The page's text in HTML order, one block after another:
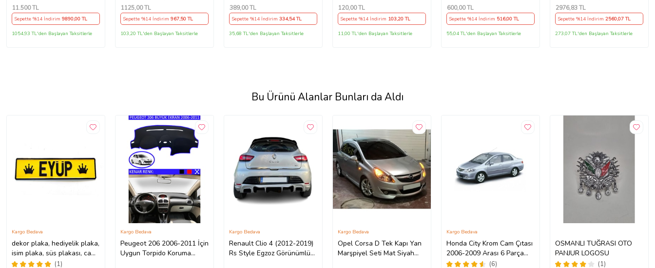
11.500TL
Sepette %14 İndirim 9890,00 TL
1054,93 TL'den Başlayan Taksitlerle
1125,00 TL
Sepette %14 İndirim 967,50 TL
103,20 TL'den Başlayan Taksitlerle
389,00 TL
Sepette %14 İndirim 334,54 TL
35,68 TL'den Başlayan Taksitlerle
(Kırmızı)
120,00 TL
Sepette %14 İndirim 103,20 TL
11,00 TL'den Başlayan Taksitlerle
600,00 TL
Sepette %14 İndirim 516,00 TL
55,04 TL'den Başlayan Taksitlerle
2976,83 TL
Sepette %14 İndirim2560,07 TL
273,07 TL'den Başlayan Taksitlerle
Bu Ürünü Alanlar Bunları da Aldı
dekor plaka, hediyelik plaka,
isim plaka, süs plakası, cam
önü plakası, tırcı plakası
(1)
Kargo Bedava
Peugeot 206 2006-2011 İçin
Uygun Torpido Koruma
Kargo Bedava
Renault Clio 4 (2012-2019)
Rs Style Egzoz Görünümlü
Kargo Bedava
Opel Corsa D Tek Kapı Yan
Marşpiyel Seti Mat Siyah
Kargo Bedava
Honda City Krom Cam Çıtası
2006-2009 Arası 6 Parça
Paslanmaz Çelik
(6)
Kargo Bedava
OSMANLI TUĞRASI OTO
PANJUR LOGOSU
(1)